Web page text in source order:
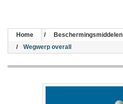
Home Beschermingsmiddelen
Wegwerp overall